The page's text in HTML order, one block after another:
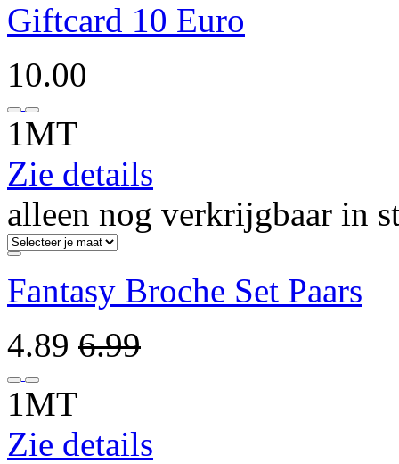
Giftcard 10 Euro
10.00
1MT
Zie details
alleen nog verkrijgbaar in
Fantasy Broche Set Paars
4.89 6.99
1MT
Zie details